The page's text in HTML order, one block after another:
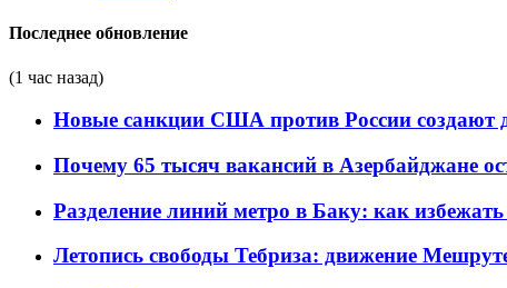
Последнее обновление
(1 час назад)
Новые санкции США против России создают
Почему 65 тысяч вакансий в Азербайджане
Разделение линий метро в Баку: как
Летопись свободы Тебриза: движение